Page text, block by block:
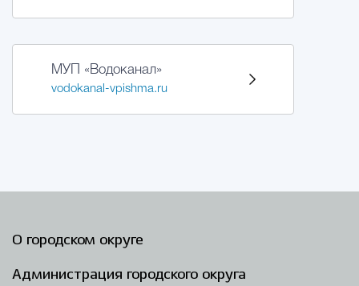
МУП «Водоканал»
vodokanal-vpishma.ru
О городском округе
Администрация городского округа